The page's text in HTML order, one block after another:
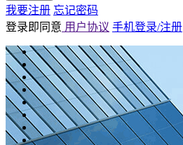
我要注册 忘记密码
登录即同意 用户协议 手机登录/注册